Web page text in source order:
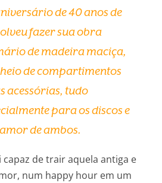
de 40 anos de
fazer sua obra
de madeira maciça,
de compartimentos
acessórias, tudo
para os discos e
de ambos.
de trair aquela antiga e
num happy hour em um